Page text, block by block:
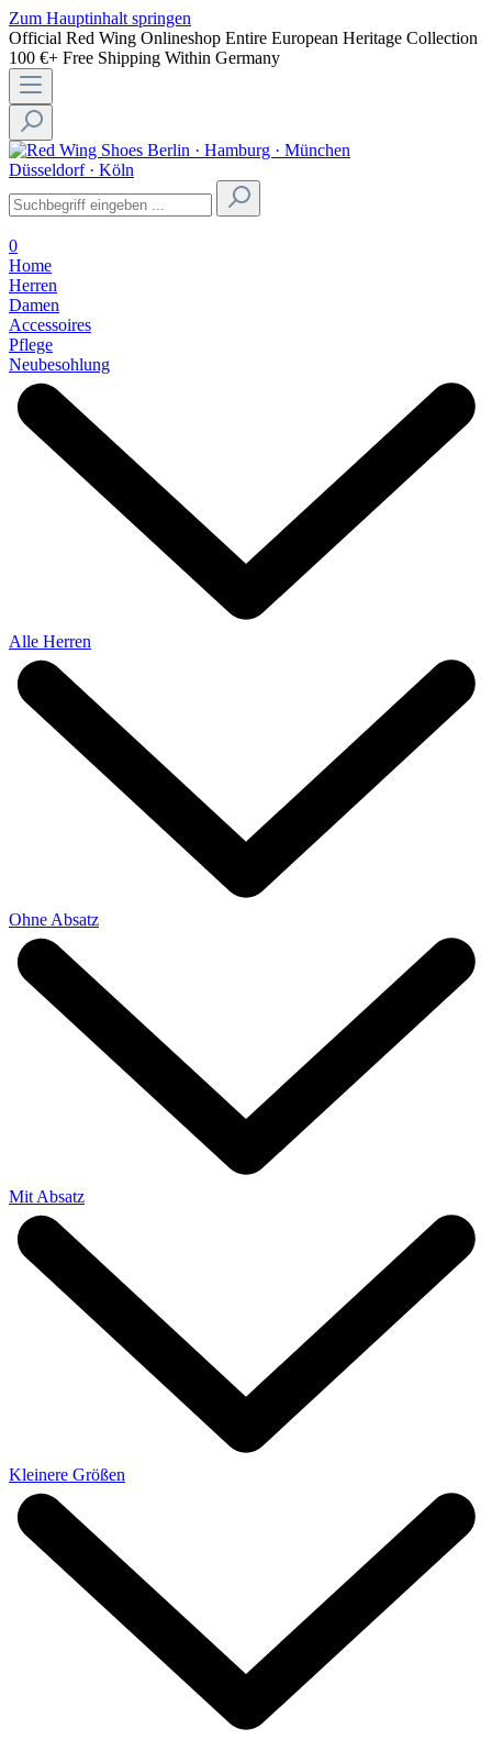
Zum Hauptinhalt springen
Official Red Wing Onlineshop Entire European Heritage Collection
100 €+ Free Shipping Within Germany
Berlin · Hamburg · München
Düsseldorf · Köln
0
Home
Herren
Damen
Accessoires
Pflege
Neubesohlung
Alle Herren
Ohne Absatz
Mit Absatz
Kleinere Größen